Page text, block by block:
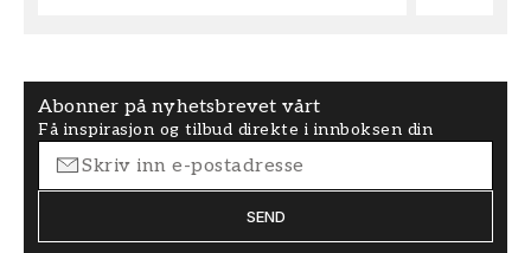
Abonner på nyhetsbrevet vårt
Få inspirasjon og tilbud direkte i innboksen din
SEND